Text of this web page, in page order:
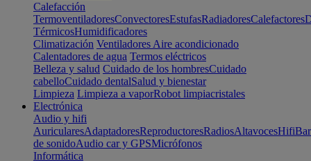
Calefacción
TermoventiladoresConvectoresEstufasRadiadoresCalefactores
TérmicosHumidificadores
Climatización Ventiladores Aire acondicionado
Calentadores de agua Termos eléctricos
Belleza y salud Cuidado de los hombresCuidado
cabelloCuidado dentalSalud y bienestar
Limpieza Limpieza a vaporRobot limpiacristales
Electrónica
Audio y hifi
AuricularesAdaptadoresReproductoresRadiosAltavocesHifi
de sonidoAudio car y GPSMicrófonos
Informática